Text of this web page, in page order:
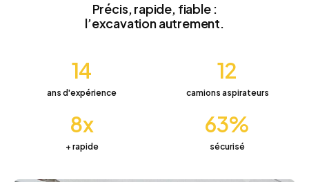
Précis, rapide, fiable :
l’excavation autrement.
18
ans d'expérience
15
camions aspirateurs
9x
+ rapide
76%
sécurisé